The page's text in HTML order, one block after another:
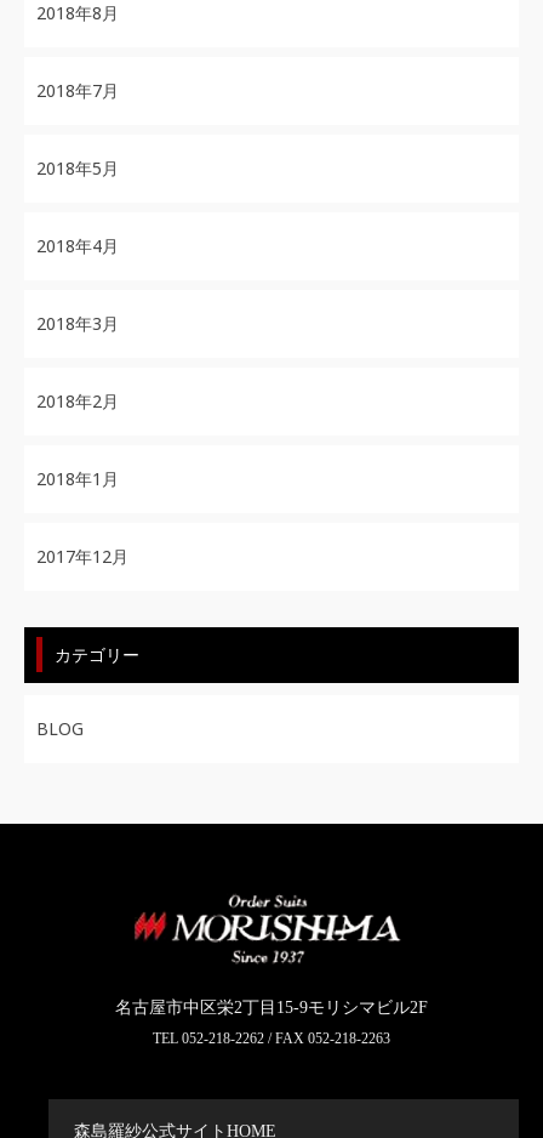
2018年8月
2018年7月
2018年5月
2018年4月
2018年3月
2018年2月
2018年1月
2017年12月
カテゴリー
BLOG
名古屋市中区栄2丁目15-9モリシマビル2F
TEL 052-218-2262 / FAX 052-218-2263
森島羅紗公式サイトHOME